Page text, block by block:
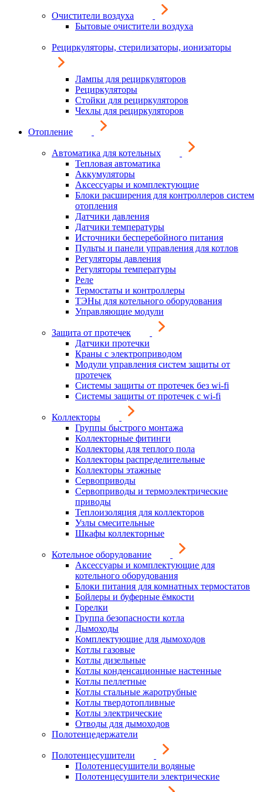
Очистители воздуха
Бытовые очистители воздуха
Рециркуляторы, стерилизаторы, ионизаторы
Лампы для рециркуляторов
Рециркуляторы
Стойки для рециркуляторов
Чехлы для рециркуляторов
Отопление
Автоматика для котельных
Тепловая автоматика
Аккумуляторы
Аксессуары и комплектующие
Блоки расширения для контроллеров систем
отопления
Датчики давления
Датчики температуры
Источники бесперебойного питания
Пульты и панели управления для котлов
Регуляторы давления
Регуляторы температуры
Реле
Термостаты и контроллеры
ТЭНы для котельного оборудования
Управляющие модули
Защита от протечек
Датчики протечки
Краны с электроприводом
Модули управления систем защиты от
протечек
Системы защиты от протечек без wi-fi
Системы защиты от протечек с wi-fi
Коллекторы
Группы быстрого монтажа
Коллекторные фитинги
Коллекторы для теплого пола
Коллекторы распределительные
Коллекторы этажные
Сервоприводы
Сервоприводы и термоэлектрические
приводы
Теплоизоляция для коллекторов
Узлы смесительные
Шкафы коллекторные
Котельное оборудование
Аксессуары и комплектующие для
котельного оборудования
Блоки питания для комнатных термостатов
Бойлеры и буферные ёмкости
Горелки
Группа безопасности котла
Дымоходы
Комплектующие для дымоходов
Котлы газовые
Котлы дизельные
Котлы конденсационные настенные
Котлы пеллетные
Котлы стальные жаротрубные
Котлы твердотопливные
Котлы электрические
Отводы для дымоходов
Полотенцедержатели
Полотенцесушители
Полотенцесушители водяные
Полотенцесушители электрические